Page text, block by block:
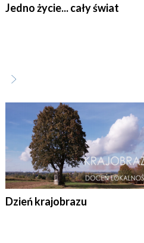
Jedno życie... cały świat
Dzień krajobrazu